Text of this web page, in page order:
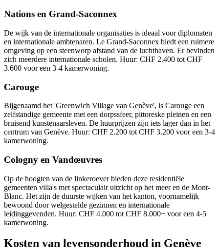
Nations en Grand-Saconnex
De wijk van de internationale organisaties is ideaal voor diplomaten
en internationale ambtenaren. Le Grand-Saconnex biedt een ruimere
omgeving op een steenworp afstand van de luchthaven. Er bevinden
zich meerdere internationale scholen. Huur: CHF 2.400 tot CHF
3.600 voor een 3-4 kamerwoning.
Carouge
Bijgenaamd het 'Greenwich Village van Genève', is Carouge een
zelfstandige gemeente met een dorpssfeer, pittoreske pleinen en een
bruisend kunstenaarsleven. De huurprijzen zijn iets lager dan in het
centrum van Genève. Huur: CHF 2.200 tot CHF 3.200 voor een 3-4
kamerwoning.
Cologny en Vandœuvres
Op de hoogten van de linkeroever bieden deze residentiële
gemeenten villa's met spectaculair uitzicht op het meer en de Mont-
Blanc. Het zijn de duurste wijken van het kanton, voornamelijk
bewoond door welgestelde gezinnen en internationale
leidinggevenden. Huur: CHF 4.000 tot CHF 8.000+ voor een 4-5
kamerwoning.
Kosten van levensonderhoud in Genève